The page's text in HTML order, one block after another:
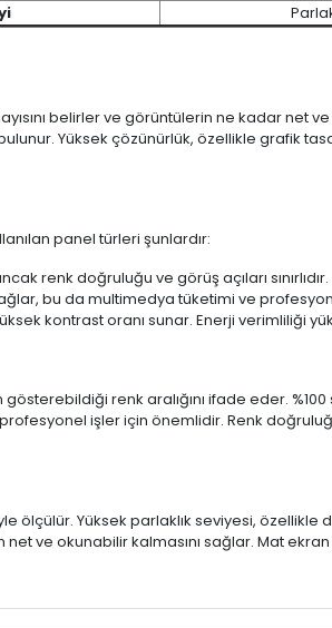
belirler ve görüntülerin ne kadar net
Yüksek çözünürlük, özellikle grafik
panel türleri şunlardır:
renk doğruluğu ve görüş açıları sınırlıdır.
bu da multimedya tüketimi ve
kontrast oranı sunar. Enerji verimliliği
renk aralığını ifade eder.
işler için önemlidir. Renk
ölçülür. Yüksek parlaklık seviyesi,
ve okunabilir kalmasını sağlar. Mat